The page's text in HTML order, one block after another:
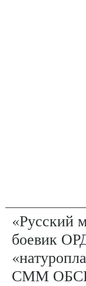
«Русский
боевик
СММ